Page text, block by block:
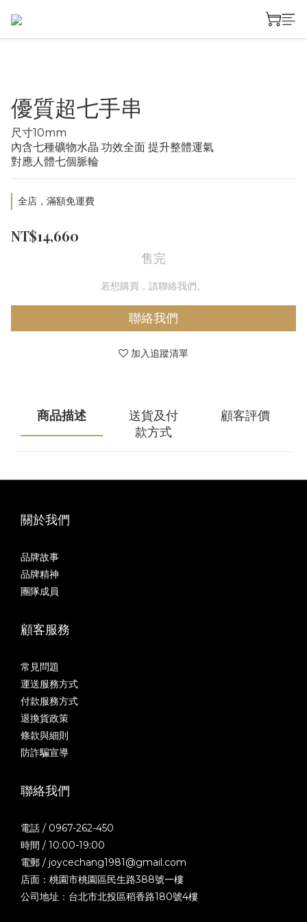
優質超七手串
尺寸10mm
內含七種礦物水晶 功效全面 提升整體運氣
對應人體七個脈輪
全店，滿額免運費
NT$14,660
售完
若想購買，請聯絡我們。
聯絡我們
加入追蹤清單
商品描述
送貨及付
款方式
顧客評價
關於我們
品牌故事
品牌精神
團隊成員
顧客服務
常見問題
運送服務方式
付款服務方式
退換貨政策
條款與細則
防詐騙宣導
聯絡我們
電話 / 0967-262-450
時間 / 10:00-19:00
電郵 / joycechang1981@gmail.com
店面：桃園市桃園區民生路388號一樓
公司地址：台北市北投區稻香路180號4樓